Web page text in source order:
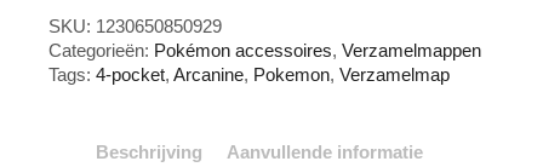
SKU: 1230650850929
Categorieën: Pokémon accessoires, Verzamelmappen
Tags: 4-pocket, Arcanine, Pokemon, Verzamelmap
Beschrijving Aanvullende informatie